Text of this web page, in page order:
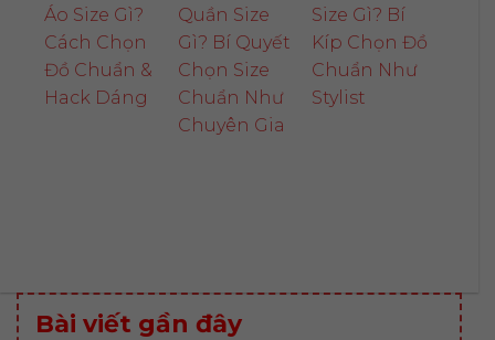
Áo Size Gì?
Cách Chọn
Đồ Chuẩn &
Hack Dáng
Quần Size
Gì? Bí Quyết
Chọn Size
Chuẩn Như
Chuyên Gia
Size Gì? Bí
Kíp Chọn Đồ
Chuẩn Như
Stylist
Bài viết gần đây